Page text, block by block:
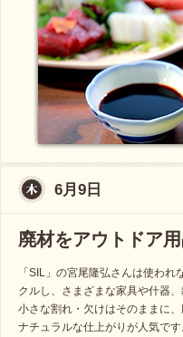
6月9日
廃材をアウトドア
「SIL」の宮尾隆弘さんは使わ
クルし、さまざまな家具や什器
小さな割れ・欠けはそのままに
ナチュラルな仕上がりが人気で